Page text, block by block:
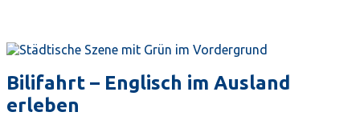
Bilifahrt – Englisch im Ausland
erleben